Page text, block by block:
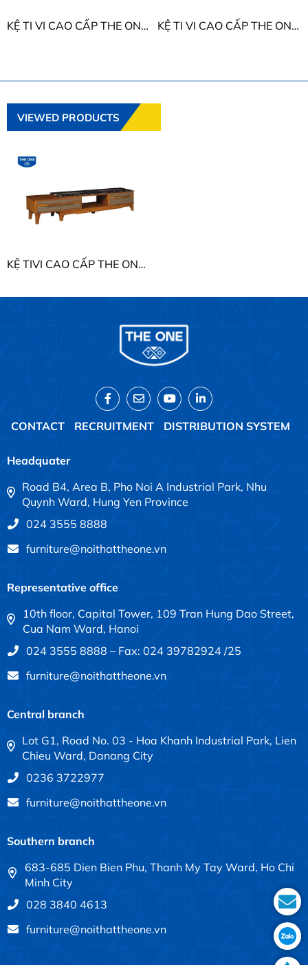
KỆ TI VI CAO CẤP THE ONE KTV505 KỆ TI VI CAO CẤP THE ONE KTV501N7
VIEWED PRODUCTS
KỆ TIVI CAO CẤP THE ONE KTV24N4
CONTACT RECRUITMENT DISTRIBUTION SYSTEM
Headquater
Road B4, Area B, Pho Noi A Industrial Park, Nhu
Quynh Ward, Hung Yen Province
024 3555 8888
furniture@noithattheone.vn
Representative office
10th floor, Capital Tower, 109 Tran Hung Dao Street,
Cua Nam Ward, Hanoi
024 3555 8888 – Fax: 024 39782924 /25
furniture@noithattheone.vn
Central branch
Lot G1, Road No. 03 - Hoa Khanh Industrial Park, Lien
Chieu Ward, Danang City
0236 3722977
furniture@noithattheone.vn
Southern branch
683-685 Dien Bien Phu, Thanh My Tay Ward, Ho Chi
Minh City
028 3840 4613
furniture@noithattheone.vn